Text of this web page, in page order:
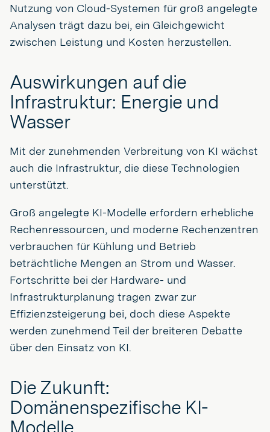
Nutzung von Cloud-Systemen für groß angelegte
Analysen trägt dazu bei, ein Gleichgewicht
zwischen Leistung und Kosten herzustellen.
Auswirkungen auf die
Infrastruktur: Energie und
Wasser
Mit der zunehmenden Verbreitung von KI wächst
auch die Infrastruktur, die diese Technologien
unterstützt.
Groß angelegte KI-Modelle erfordern erhebliche
Rechenressourcen, und moderne Rechenzentren
verbrauchen für Kühlung und Betrieb
beträchtliche Mengen an Strom und Wasser.
Fortschritte bei der Hardware- und
Infrastrukturplanung tragen zwar zur
Effizienzsteigerung bei, doch diese Aspekte
werden zunehmend Teil der breiteren Debatte
über den Einsatz von KI.
Die Zukunft:
Domänenspezifische KI-
Modelle